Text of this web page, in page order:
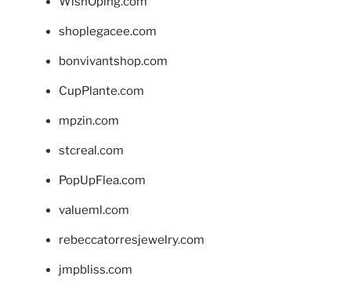
shoplegacee.com
bonvivantshop.com
CupPlante.com
mpzin.com
stcreal.com
PopUpFlea.com
valueml.com
rebeccatorresjewelry.com
jmpbliss.com